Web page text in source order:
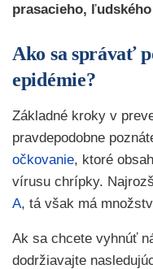
prasacieho,
Ako sa správať
epidémie?
Základné kroky v
pravdepodobne
očkovanie, ktoré
vírusu chrípky.
A, tá však má
Ak sa chcete vyhnúť
dodržiavajte